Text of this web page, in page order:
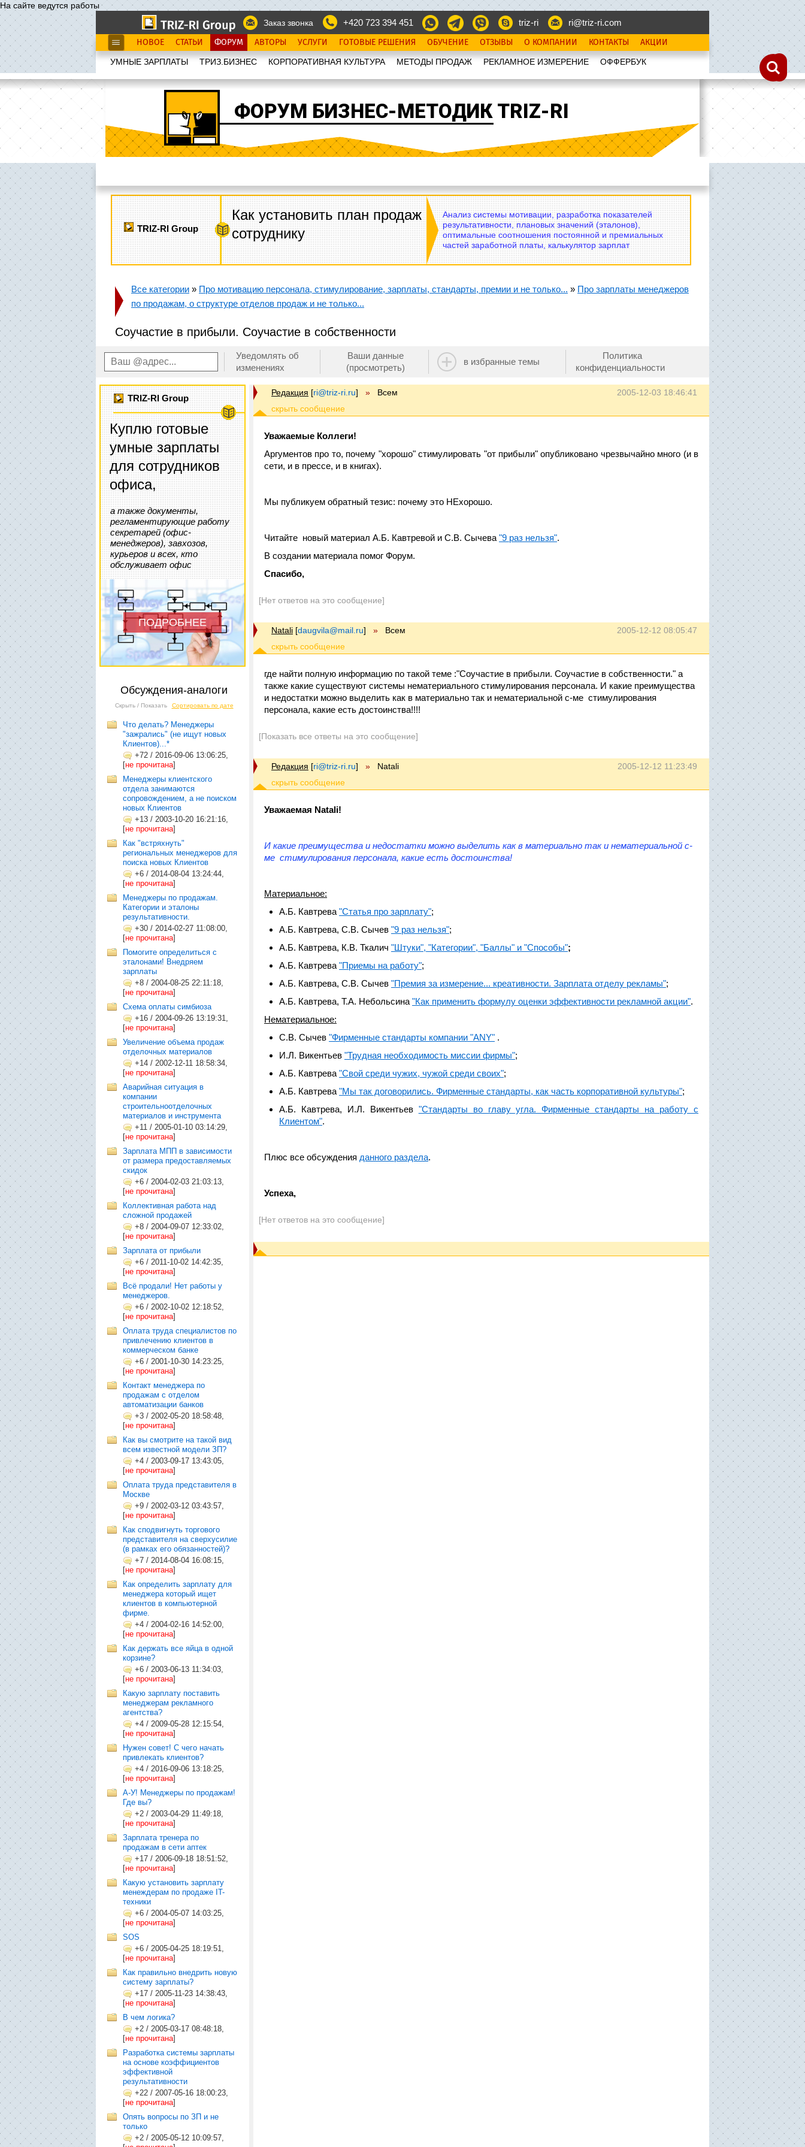
На сайте ведутся работы
Заказ звонка
+420 723 394 451 triz-ri ri@triz-ri.com
НОВОЕ СТАТЬИ ФОРУМ АВТОРЫ УСЛУГИ ГОТОВЫЕ РЕШЕНИЯ ОБУЧЕНИЕ ОТЗЫВЫ О КОМПАНИИ КОНТАКТЫ АКЦИИ
УМНЫЕ ЗАРПЛАТЫ ТРИЗ.БИЗНЕС КОРПОРАТИВНАЯ КУЛЬТУРА МЕТОДЫ ПРОДАЖ РЕКЛАМНОЕ ИЗМЕРЕНИЕ OФФЕРБУК
ФОРУМ БИЗНЕС-МЕТОДИК TRIZ-RI
TRIZ-RI Group
Как установить план продаж
сотруднику
Анализ системы мотивации, разработка показателей
результативности, плановых значений (эталонов),
оптимальные соотношения постоянной и премиальных
частей заработной платы, калькулятор зарплат
Все категории » Про мотивацию персонала, стимулирование, зарплаты, стандарты, премии и не только... » Про зарплаты менеджеров
по продажам, о структуре отделов продаж и не только...
Соучастие в прибыли. Соучастие в собственности
Уведомлять об
изменениях
Ваши данные
(просмотреть)
в избранные темы
Политика
конфиденциальности
TRIZ-RI Group
Куплю готовые
умные зарплаты
для сотрудников
офиса,
а также документы,
регламентирующие работу
секретарей (офис-
менеджеров), завхозов,
курьеров и всех, кто
обслуживает офис
ПОДРОБНЕЕ
Обсуждения-аналоги
Скрыть / Показать Сортировать по дате
Что делать? Менеджеры
"зажрались" (не ищут новых
Клиентов)...*
+72 / 2016-09-06 13:06:25,
[не прочитана]
Менеджеры клиентского
отдела занимаются
сопровождением, а не поиском
новых Клиентов
+13 / 2003-10-20 16:21:16,
[не прочитана]
Как "встряхнуть"
региональных менеджеров для
поиска новых Клиентов
+6 / 2014-08-04 13:24:44,
[не прочитана]
Менеджеры по продажам.
Категории и эталоны
результативности.
+30 / 2014-02-27 11:08:00,
[не прочитана]
Помогите определиться с
эталонами! Внедряем
зарплаты
+8 / 2004-08-25 22:11:18,
[не прочитана]
Схема оплаты симбиоза
+16 / 2004-09-26 13:19:31,
[не прочитана]
Увеличение объема продаж
отделочных материалов
+14 / 2002-12-11 18:58:34,
[не прочитана]
Аварийная ситуация в
компании
строительноотделочных
материалов и инструмента
+11 / 2005-01-10 03:14:29,
[не прочитана]
Зарплата МПП в зависимости
от размера предоставляемых
скидок
+6 / 2004-02-03 21:03:13,
[не прочитана]
Коллективная работа над
сложной продажей
+8 / 2004-09-07 12:33:02,
[не прочитана]
Зарплата от прибыли
+6 / 2011-10-02 14:42:35,
[не прочитана]
Всё продали! Нет работы у
менеджеров.
+6 / 2002-10-02 12:18:52,
[не прочитана]
Оплата труда специалистов по
привлечению клиентов в
коммерческом банке
+6 / 2001-10-30 14:23:25,
[не прочитана]
Контакт менеджера по
продажам с отделом
автоматизации банков
+3 / 2002-05-20 18:58:48,
[не прочитана]
Как вы смотрите на такой вид
всем известной модели ЗП?
+4 / 2003-09-17 13:43:05,
[не прочитана]
Оплата труда представителя в
Москве
+9 / 2002-03-12 03:43:57,
[не прочитана]
Как сподвигнуть торгового
представителя на сверхусилие
(в рамках его обязанностей)?
+7 / 2014-08-04 16:08:15,
[не прочитана]
Как определить зарплату для
менеджера который ищет
клиентов в компьютерной
фирме.
+4 / 2004-02-16 14:52:00,
[не прочитана]
Как держать все яйца в одной
корзине?
+6 / 2003-06-13 11:34:03,
[не прочитана]
Какую зарплату поставить
менеджерам рекламного
агентства?
+4 / 2009-05-28 12:15:54,
[не прочитана]
Нужен совет! С чего начать
привлекать клиентов?
+4 / 2016-09-06 13:18:25,
[не прочитана]
А-У! Менеджеры по продажам!
Где вы?
+2 / 2003-04-29 11:49:18,
[не прочитана]
Зарплата тренера по
продажам в сети аптек
+17 / 2006-09-18 18:51:52,
[не прочитана]
Какую установить зарплату
менеждерам по продаже IT-
техники
+6 / 2004-05-07 14:03:25,
[не прочитана]
SOS
+6 / 2005-04-25 18:19:51,
[не прочитана]
Как правильно внедрить новую
систему зарплаты?
+17 / 2005-11-23 14:38:43,
[не прочитана]
В чем логика?
+2 / 2005-03-17 08:48:18,
[не прочитана]
Разработка системы зарплаты
на основе коэффициентов
эффективной
результативности
+22 / 2007-05-16 18:00:23,
[не прочитана]
Опять вопросы по ЗП и не
только
+2 / 2005-05-12 10:09:57,
2005-12-03 18:46:41
Редакция [ri@triz-ri.ru] » Всем
Уважаемые Коллеги!
Аргументов про то, почему "хорошо" стимулировать "от прибыли" опубликовано чрезвычайно много (и в
сети, и в прессе, и в книгах).
Мы публикуем обратный тезис: почему это НЕхорошо.
Читайте новый материал А.Б. Кавтревой и С.В. Сычева "9 раз нельзя".
В создании материала помог Форум.
Спасибо,
[Нет ответов на это сообщение]
2005-12-12 08:05:47
Natali [daugvila@mail.ru] » Всем
где найти полную информацию по такой теме :"Соучастие в прибыли. Соучастие в собственности." а
также какие существуют системы нематериального стимулирования персонала. И какие преимущества
и недостатки можно выделить как в материально так и нематериальной с-ме стимулирования
персонала, какие есть достоинства!!!!
[Показать все ответы на это сообщение]
2005-12-12 11:23:49
Редакция [ri@triz-ri.ru] » Natali
Уважаемая Natali!
И какие преимущества и недостатки можно выделить как в материально так и нематериальной с-
ме стимулирования персонала, какие есть достоинства!
Материальное:
А.Б. Кавтрева "Статья про зарплату";
А.Б. Кавтрева, С.В. Сычев "9 раз нельзя";
А.Б. Кавтрева, К.В. Ткалич "Штуки", "Категории", "Баллы" и "Способы";
А.Б. Кавтрева "Приемы на работу";
А.Б. Кавтрева, С.В. Сычев "Премия за измерение... креативности. Зарплата отделу рекламы";
А.Б. Кавтрева, Т.А. Небольсина "Как применить формулу оценки эффективности рекламной акции".
Нематериальное:
С.В. Сычев "Фирменные стандарты компании "ANY" .
И.Л. Викентьев "Трудная необходимость миссии фирмы";
А.Б. Кавтрева "Свой среди чужих, чужой среди своих";
А.Б. Кавтрева "Мы так договорились. Фирменные стандарты, как часть корпоративной культуры";
А.Б. Кавтрева, И.Л. Викентьев "Стандарты во главу угла. Фирменные стандарты на работу с
Клиентом".
Плюс все обсуждения данного раздела.
Успеха,
[Нет ответов на это сообщение]